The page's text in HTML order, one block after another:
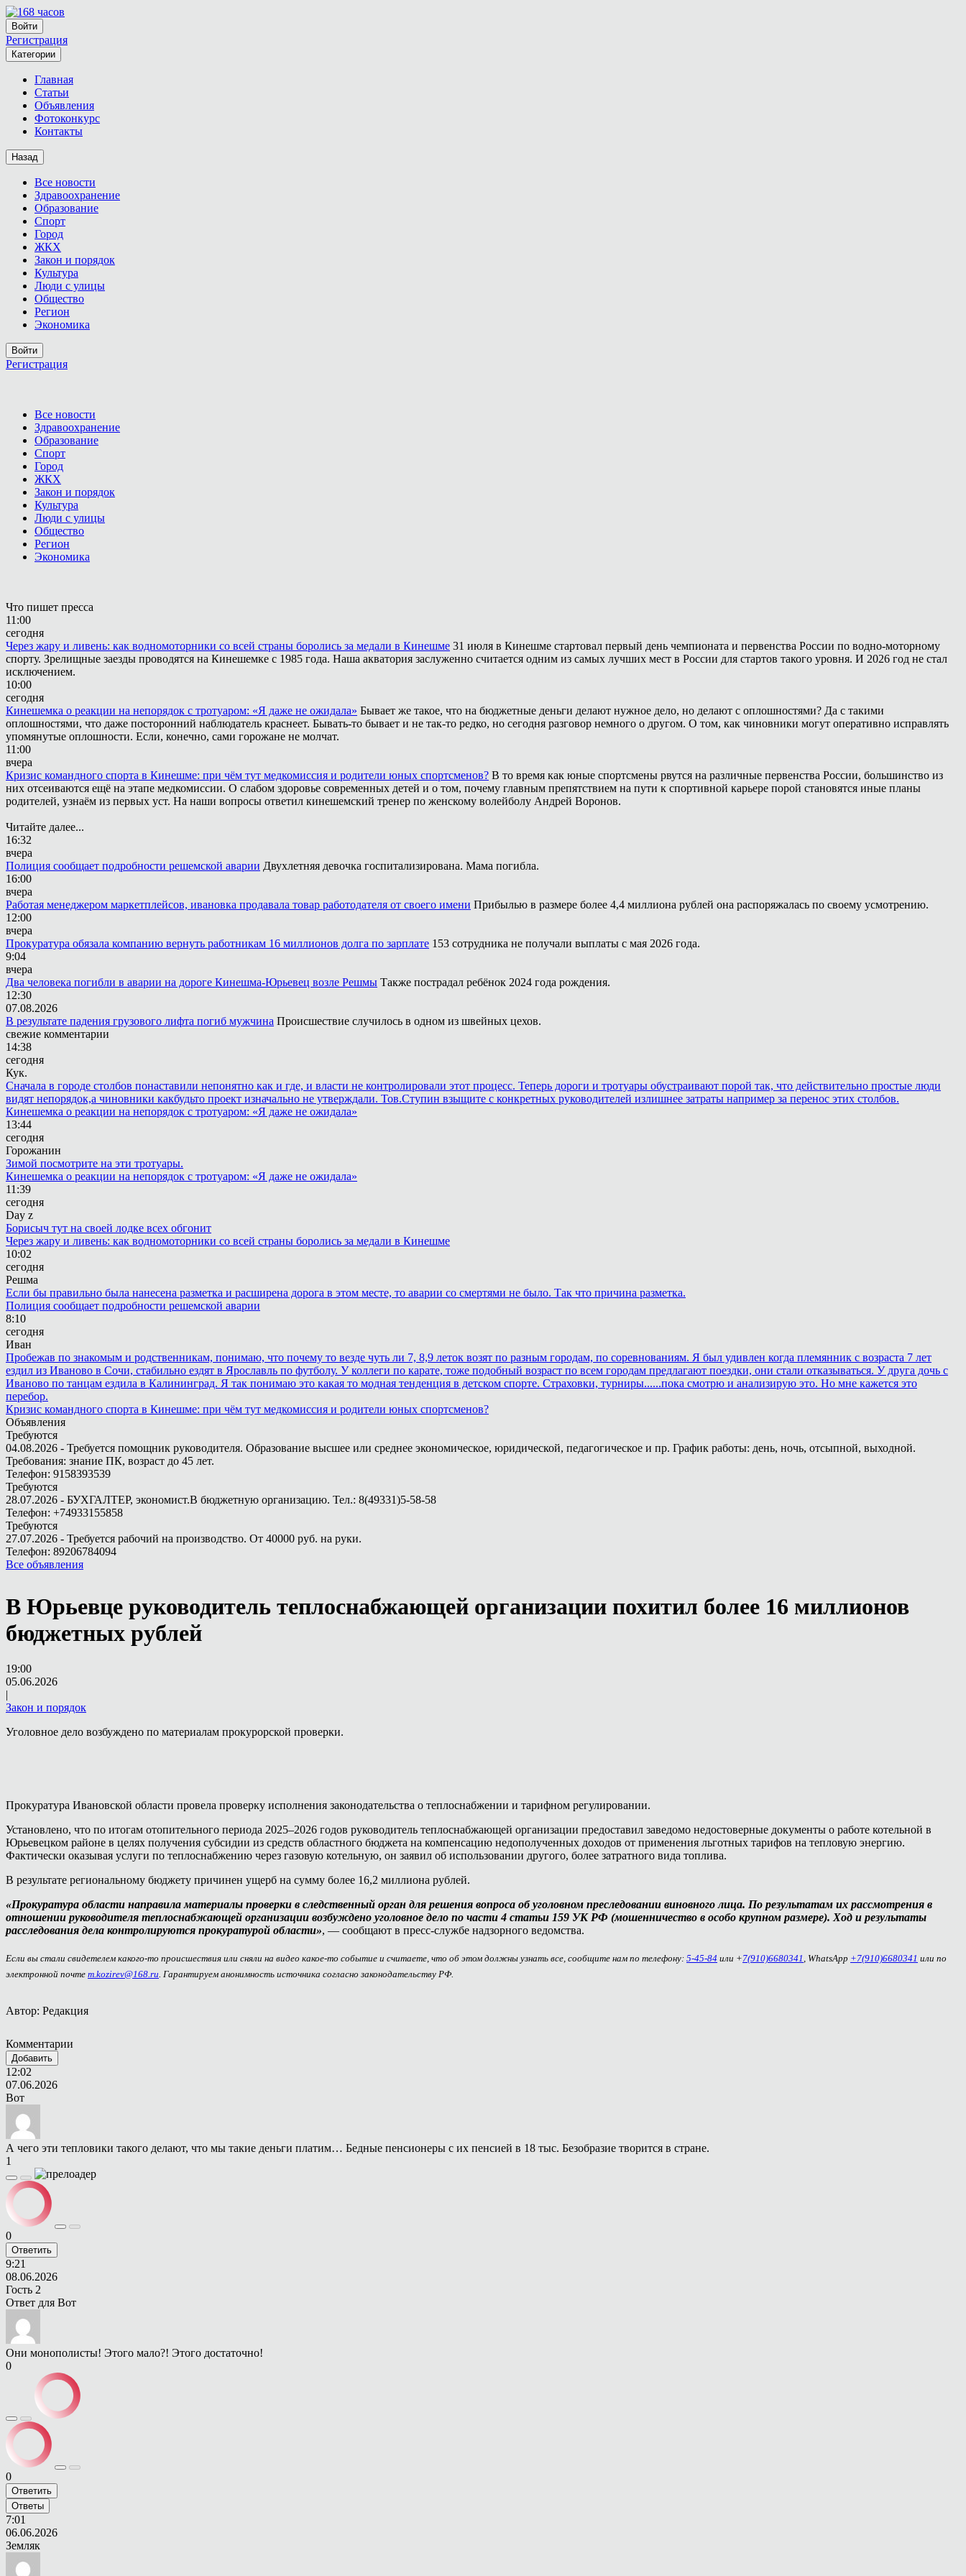
Войти
Регистрация
Категории
Главная
Статьи
Объявления
Фотоконкурс
Контакты
Назад
Все новости
Здравоохранение
Образование
Спорт
Город
ЖКХ
Закон и порядок
Культура
Люди с улицы
Общество
Регион
Экономика
Войти
Регистрация
Все новости
Здравоохранение
Образование
Спорт
Город
ЖКХ
Закон и порядок
Культура
Люди с улицы
Общество
Регион
Экономика
Что пишет пресса
11:00
сегодня
Через жару и ливень: как водномоторники со всей страны боролись за медали в Кинешме 31 июля в Кинешме стартовал первый день чемпионата и первенства России по водно-моторному
спорту. Зрелищные заезды проводятся на Кинешемке с 1985 года. Наша акватория заслуженно считается одним из самых лучших мест в России для стартов такого уровня. И 2026 год не стал
исключением.
10:00
сегодня
Кинешемка о реакции на непорядок с тротуаром: «Я даже не ожидала» Бывает же такое, что на бюджетные деньги делают нужное дело, но делают с оплошностями? Да с такими
оплошностями, что даже посторонний наблюдатель краснеет. Бывать-то бывает и не так-то редко, но сегодня разговор немного о другом. О том, как чиновники могут оперативно исправлять
упомянутые оплошности. Если, конечно, сами горожане не молчат.
11:00
вчера
Кризис командного спорта в Кинешме: при чём тут медкомиссия и родители юных спортсменов? В то время как юные спортсмены рвутся на различные первенства России, большинство из
них отсеиваются ещё на этапе медкомиссии. О слабом здоровье современных детей и о том, почему главным препятствием на пути к спортивной карьере порой становятся иные планы
родителей, узнаём из первых уст. На наши вопросы ответил кинешемский тренер по женскому волейболу Андрей Воронов.
Читайте далее...
16:32
вчера
Полиция сообщает подробности решемской аварии Двухлетняя девочка госпитализирована. Мама погибла.
16:00
вчера
Работая менеджером маркетплейсов, ивановка продавала товар работодателя от своего имени Прибылью в размере более 4,4 миллиона рублей она распоряжалась по своему усмотрению.
12:00
вчера
Прокуратура обязала компанию вернуть работникам 16 миллионов долга по зарплате 153 сотрудника не получали выплаты с мая 2026 года.
9:04
вчера
Два человека погибли в аварии на дороге Кинешма-Юрьевец возле Решмы Также пострадал ребёнок 2024 года рождения.
12:30
07.08.2026
В результате падения грузового лифта погиб мужчина Происшествие случилось в одном из швейных цехов.
свежие комментарии
14:38
сегодня
Кук.
Сначала в городе столбов понаставили непонятно как и где, и власти не контролировали этот процесс. Теперь дороги и тротуары обустраивают порой так, что действительно простые люди
видят непорядок,а чиновники какбудьто проект изначально не утверждали. Тов.Ступин взыщите с конкретных руководителей излишнее затраты например за перенос этих столбов.
Кинешемка о реакции на непорядок с тротуаром: «Я даже не ожидала»
13:44
сегодня
Горожанин
Зимой посмотрите на эти тротуары.
Кинешемка о реакции на непорядок с тротуаром: «Я даже не ожидала»
11:39
сегодня
Day z
Борисыч тут на своей лодке всех обгонит
Через жару и ливень: как водномоторники со всей страны боролись за медали в Кинешме
10:02
сегодня
Решма
Если бы правильно была нанесена разметка и расширена дорога в этом месте, то аварии со смертями не было. Так что причина разметка.
Полиция сообщает подробности решемской аварии
8:10
сегодня
Иван
Пробежав по знакомым и родственникам, понимаю, что почему то везде чуть ли 7, 8,9 леток возят по разным городам, по соревнованиям. Я был удивлен когда племянник с возраста 7 лет
ездил из Иваново в Сочи, стабильно ездят в Ярославль по футболу. У коллеги по карате, тоже подобный возраст по всем городам предлагают поездки, они стали отказываться. У друга дочь с
Иваново по танцам ездила в Калининград. Я так понимаю это какая то модная тенденция в детском спорте. Страховки, турниры......пока смотрю и анализирую это. Но мне кажется это
перебор.
Кризис командного спорта в Кинешме: при чём тут медкомиссия и родители юных спортсменов?
Объявления
Требуются
04.08.2026 - Требуется помощник руководителя. Образование высшее или среднее экономическое, юридической, педагогическое и пр. График работы: день, ночь, отсыпной, выходной.
Требования: знание ПК, возраст до 45 лет.
Телефон: 9158393539
Требуются
28.07.2026 - БУХГАЛТЕР, экономист.В бюджетную организацию. Тел.: 8(49331)5-58-58
Телефон: +74933155858
Требуются
27.07.2026 - Требуется рабочий на производство. От 40000 руб. на руки.
Телефон: 89206784094
Все объявления
В Юрьевце руководитель теплоснабжающей организации похитил более 16 миллионов
бюджетных рублей
19:00
05.06.2026
|
Закон и порядок
Уголовное дело возбуждено по материалам прокурорской проверки.
Прокуратура Ивановской области провела проверку исполнения законодательства о теплоснабжении и тарифном регулировании.
Установлено, что по итогам отопительного периода 2025–2026 годов руководитель теплоснабжающей организации предоставил заведомо недостоверные документы о работе котельной в
Юрьевецком районе в целях получения субсидии из средств областного бюджета на компенсацию недополученных доходов от применения льготных тарифов на тепловую энергию.
Фактически оказывая услуги по теплоснабжению через газовую котельную, он заявил об использовании другого, более затратного вида топлива.
В результате региональному бюджету причинен ущерб на сумму более 16,2 миллиона рублей.
«Прокуратура области направила материалы проверки в следственный орган для решения вопроса об уголовном преследовании виновного лица. По результатам их рассмотрения в
отношении руководителя теплоснабжающей организации возбуждено уголовное дело по части 4 статьи 159 УК РФ (мошенничество в особо крупном размере). Ход и результаты
расследования дела контролируются прокуратурой области», — сообщают в пресс-службе надзорного ведомства.
Если вы стали свидетелем какого-то происшествия или сняли на видео какое-то событие и считаете, что об этом должны узнать все, сообщите нам по телефону: 5-45-84 или +7(910)6680341 , WhatsApp +7(910)6680341 или по
электронной почте m.kozirev@168.ru. Гарантируем анонимность источника согласно законодательству РФ.
Автор: Редакция
Комментарии
Добавить
12:02
07.06.2026
Вот
А чего эти тепловики такого делают, что мы такие деньги платим… Бедные пенсионеры с их пенсией в 18 тыс. Безобразие творится в стране.
1
0
Ответить
9:21
08.06.2026
Гость 2
Ответ для Вот
Они монополисты! Этого мало?! Этого достаточно!
0
0
Ответить
Ответы
7:01
06.06.2026
Земляк